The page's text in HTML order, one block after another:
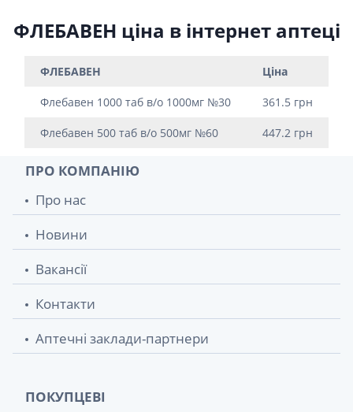
ФЛЕБАВЕН ціна в інтернет аптеці
ФЛЕБАВЕН Ціна
Флебавен 1000 таб в/о 1000мг №30 361.5 грн
Флебавен 500 таб в/о 500мг №60 447.2 грн
ПРО КОМПАНІЮ
Про нас
Новини
Вакансії
Контакти
Аптечні заклади-партнери
ПОКУПЦЕВІ